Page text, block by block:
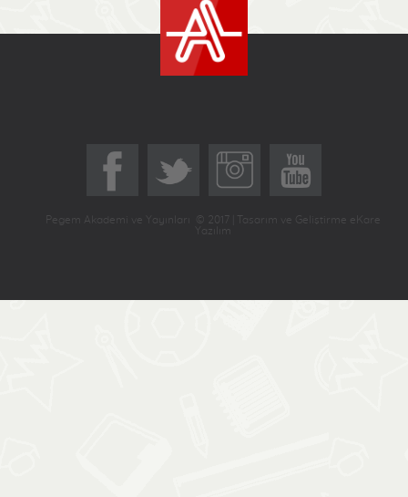
Pegem Akademi ve Yayınları © 2017 | Tasarım ve Geliştirme eKare
Yazılım